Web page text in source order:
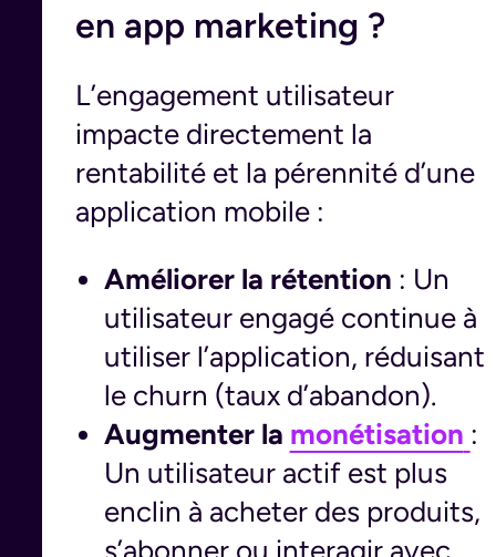
en app marketing ?
L’engagement utilisateur
impacte directement la
rentabilité et la pérennité d’une
application mobile :
Améliorer la rétention : Un
utilisateur engagé continue à
utiliser l’application, réduisant
le churn (taux d’abandon).
Augmenter la monétisation :
Un utilisateur actif est plus
enclin à acheter des produits,
s’abonner ou interagir avec